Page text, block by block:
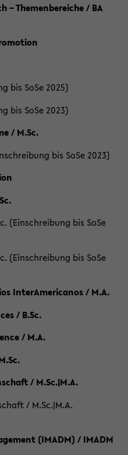
– Themenbereiche / BA
bis SoSe 2025)
bis SoSe 2023)
/ M.Sc.
bis SoSe 2023)
(Einschreibung bis SoSe
(Einschreibung bis SoSe
InterAmericanos / M.A.
/ B.Sc.
/ M.A.
/ M.Sc.|M.A.
/ M.Sc.|M.A.
(IMADM) / IMADM